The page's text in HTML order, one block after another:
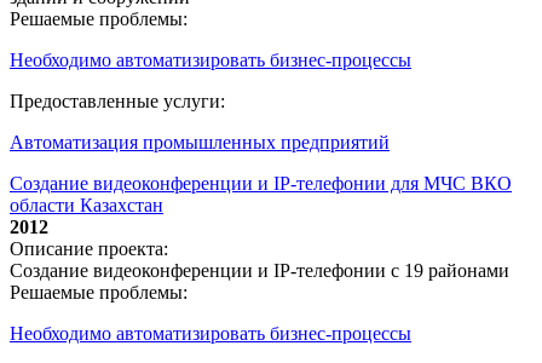
Решаемые проблемы:
Необходимо автоматизировать бизнес-процессы
Предоставленные услуги:
Автоматизация промышленных предприятий
Создание видеоконференции и IP-телефонии для МЧС ВКО
области Казахстан
2012
Описание проекта:
Создание видеоконференции и IP-телефонии с 19 районами
Решаемые проблемы:
Необходимо автоматизировать бизнес-процессы